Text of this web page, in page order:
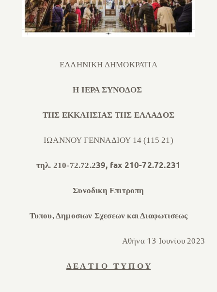
ΕΛΛΗΝΙΚΗ ΔΗΜΟΚΡΑΤΙΑ
Η ΙΕΡΑ ΣΥΝΟΔΟΣ
ΤΗΣ ΕΚΚΛΗΣΙΑΣ ΤΗΣ ΕΛΛΑΔΟΣ
ΙΩΑΝΝΟΥ ΓΕΝΝΑΔΙΟΥ 14 (115 21)
τηλ. 210-72.72.239, fax 210-72.72.231
Συνοδικη Επιτροπη
Τυπου, Δημοσιων Σχεσεων και Διαφωτισεως
Αθήνα 13 Ιουνίου 2023
Δ Ε Λ Τ Ι Ο Τ Υ Π Ο Υ